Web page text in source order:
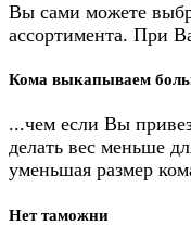
Вы сами можете
ассортимента. При
Кома выкапываем
...чем если Вы
делать вес меньше
уменьшая размер
Нет таможни